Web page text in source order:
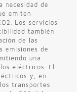
necesidad de
emiten
Los servicios
también
de las
emisiones de
una
eléctricos. El
y, en
transportes